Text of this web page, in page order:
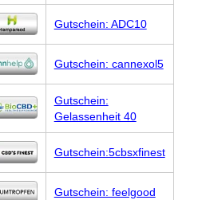
Gutschein: ADC10
Gutschein: cannexol5
Gutschein:
Gelassenheit 40
Gutschein:5cbsxfinest
Gutschein: feelgood